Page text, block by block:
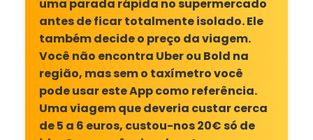
uma parada rápida no supermercado
antes de ficar totalmente isolado. Ele
também decide o preço da viagem.
Você não encontra Uber ou Bold na
região, mas sem o taxímetro você
pode usar este App como referência.
Uma viagem que deveria custar cerca
de 5 a 6 euros, custou-nos 20€ só de